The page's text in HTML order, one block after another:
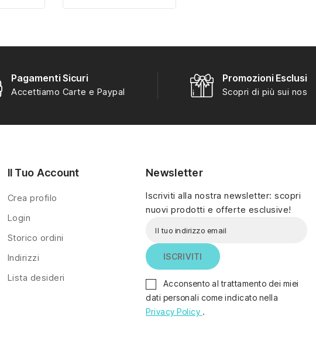
ogni
conminiature
perfetti per ogni
collezione.
Pagamenti Sicuri
Accettiamo Carte e Paypal
Promozioni
Scopri di più sui
Il Tuo Account
Crea profilo
Login
Storico ordini
Indirizzi
Lista desideri
Newsletter
Iscriviti alla nostra newsletter: scopri
nuovi prodotti e offerte esclusive!
Acconsento al trattamento dei miei
dati personali come indicato nella
Privacy Policy .